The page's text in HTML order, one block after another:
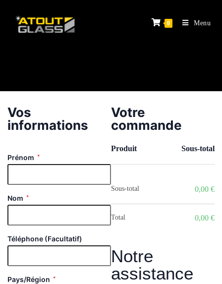
0 Menu
Vos
informations
Prénom *
Nom *
Téléphone (facultatif)
Pays/région *
Votre
commande
Produit Sous-total
Sous-total 0,00 €
Total 0,00 €
Notre
assistance